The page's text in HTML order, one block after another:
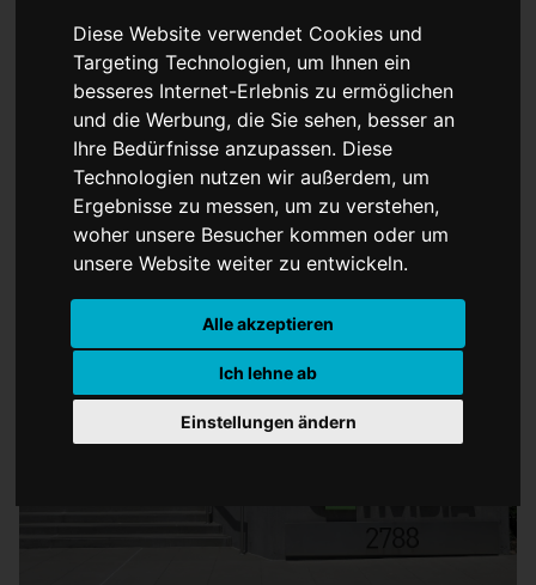
Diese Website verwendet Cookies und
Targeting Technologien, um Ihnen ein
besseres Internet-Erlebnis zu ermöglichen
und die Werbung, die Sie sehen, besser an
Ihre Bedürfnisse anzupassen. Diese
Technologien nutzen wir außerdem, um
Ergebnisse zu messen, um zu verstehen,
woher unsere Besucher kommen oder um
unsere Website weiter zu entwickeln.
Alle akzeptieren
Ich lehne ab
Einstellungen ändern
Wahnsinn: US-
Chiphersteller Nvidia
erreicht Rekordgewinn
von 19,3 Milliarden Dollar
- Was steckt dahinter?